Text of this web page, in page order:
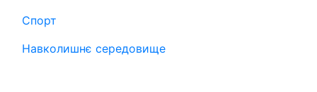
Спорт
Навколишнє середовище